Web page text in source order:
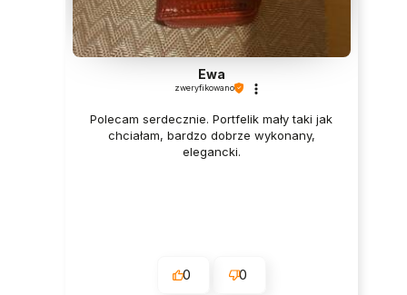
Ewa
zweryfikowano
Polecam serdecznie. Portfelik mały taki jak
chciałam, bardzo dobrze wykonany,
elegancki.
0 0